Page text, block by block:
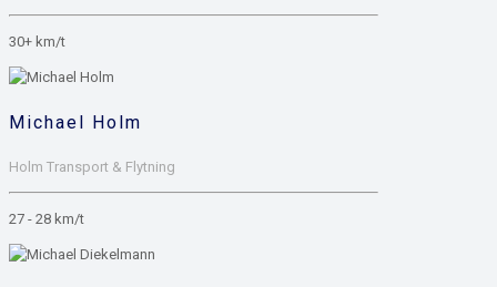
30+ km/t
Michael Holm
Holm Transport & Flytning
27 - 28 km/t